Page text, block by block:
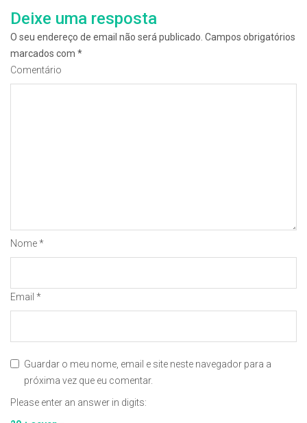
Deixe uma resposta
O seu endereço de email não será publicado. Campos obrigatórios
marcados com *
Comentário
Nome*
Email *
Guardar o meu nome, email e site neste navegador para a
próxima vez que eu comentar.
Please enter an answer in digits: